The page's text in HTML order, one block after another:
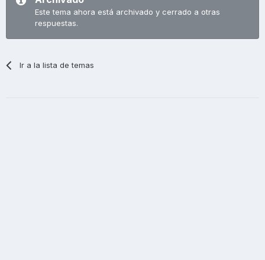
Este tema ahora está archivado y cerrado a otras
respuestas.
Ir a la lista de temas